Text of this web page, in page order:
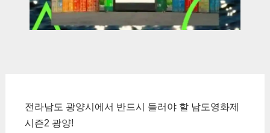
전라남도 광양시에서 반드시 들러야 할 남도영화제
시즌2 광양!